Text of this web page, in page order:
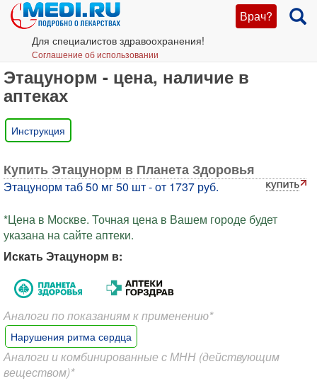
Врач?
Для специалистов здравоохранения!
Соглашение об использовании
Этацунорм - цена, наличие в
аптеках
Инструкция
Купить Этацунорм в Планета Здоровья
Этацунорм таб 50 мг 50 шт - от 1737 руб.
*Цена в Москве. Точная цена в Вашем городе будет
указана на сайте аптеки.
Искать Этацунорм в:
Аналоги по показаниям к применению*
Нарушения ритма сердца
Аналоги и комбинированные с МНН (действующим
веществом)*